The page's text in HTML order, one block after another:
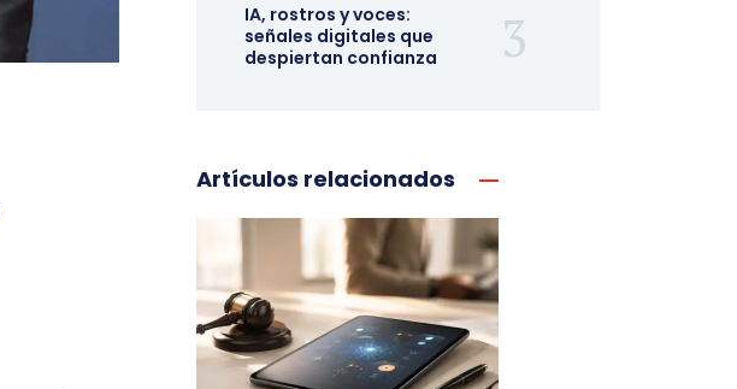
IA, rostros y voces:
señales digitales que
despiertan confianza
Artículos relacionados